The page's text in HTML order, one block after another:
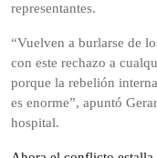
representantes.
“Vuelven a burlarse de
con este rechazo a
porque la rebelión
es enorme”, apuntó
hospital.